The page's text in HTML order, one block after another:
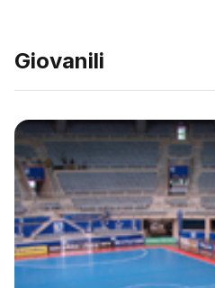
Giovanili